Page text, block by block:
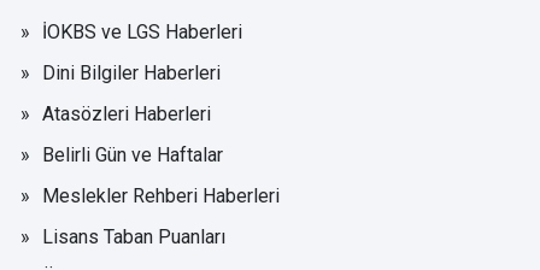
İOKBS ve LGS Haberleri
Dini Bilgiler Haberleri
Atasözleri Haberleri
Belirli Gün ve Haftalar
Meslekler Rehberi Haberleri
Lisans Taban Puanları